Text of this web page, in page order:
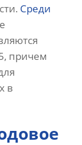
Среди
причем
в